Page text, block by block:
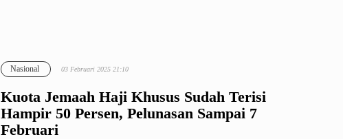
Kuota Jemaah Haji Khusus Sudah Terisi
Hampir 50 Persen, Pelunasan Sampai 7
Februari
Nasional 03 Februari 2025 21:10